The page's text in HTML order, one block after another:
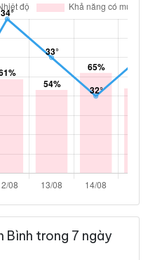
Bình trong 7 ngày